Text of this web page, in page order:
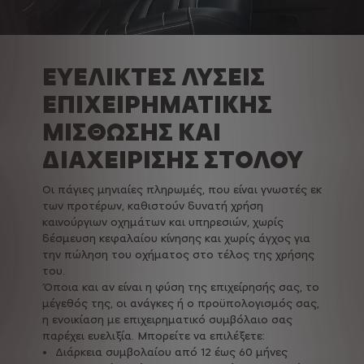
ΕΥΕΛΙΚΤΕΣ ΛΥΣΕΙΣ
ΕΠΙΧΕΙΡΗΜΑΤΙΚΗΣ
ΜΙΣΘΩΣΗΣ ΚΑΙ
ΔΙΑΧΕΙΡΙΣΗΣ ΣΤΟΛΟΥ
Οι πάγιες μηνιαίες πληρωμές, που είναι γνωστές εκ
των προτέρων, καθιστούν δυνατή χρήση
καινούργιων οχημάτων και υπηρεσιών, χωρίς
δέσμευση κεφαλαίου κίνησης και χωρίς άγχος για
την πώληση του οχήματος στο τέλος της χρήσης
του.
Όποια και αν είναι η φύση της επιχείρησής σας, το
μέγεθός της, οι ανάγκες ή ο προϋπολογισμός σας,
η ενοικίαση με επιχειρηματικό συμβόλαιο σας
παρέχει ευελιξία. Μπορείτε να επιλέξετε:
Διάρκεια συμβολαίου από 12 έως 60 μήνες